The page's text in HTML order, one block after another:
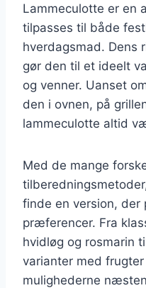
Lammeculotte er en
tilpasses til både
hverdagsmad. Dens
gør den til et ideelt
og venner. Uanset
den i ovnen, på
lammeculotte altid
Med de mange
finde en version, der
præferencer. Fra
hvidløg og rosmarin
varianter med
mulighederne